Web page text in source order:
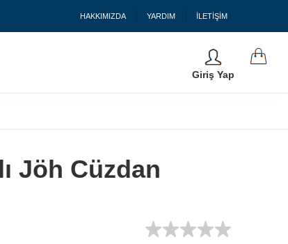
HAKKIMIZDA YARDIM İLETİŞİM
Giriş Yap
Jöh Cüzdan